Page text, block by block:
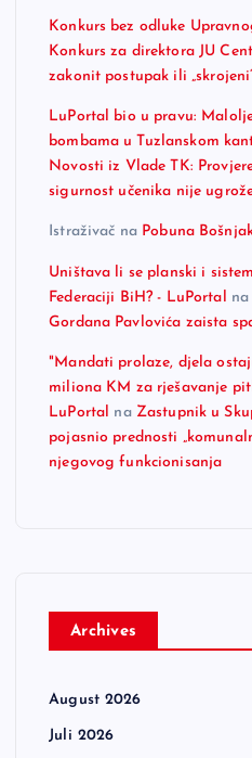
Konkurs bez odluke
Konkurs za direktora JU
zakonit postupak ili
LuPortal bio u pravu:
bombama u Tuzlanskom
Novosti iz Vlade TK:
sigurnost učenika nije
Istraživač na Pobuna
Uništava li se planski i
Federaciji BiH? - LuPortal
na
Gordana Pavlovića zaista
"Mandati prolaze, djela
miliona KM za rješavanje
LuPortal na Zastupnik u
pojasnio prednosti
njegovog funkcionisanja
Archives
August 2026
Juli 2026